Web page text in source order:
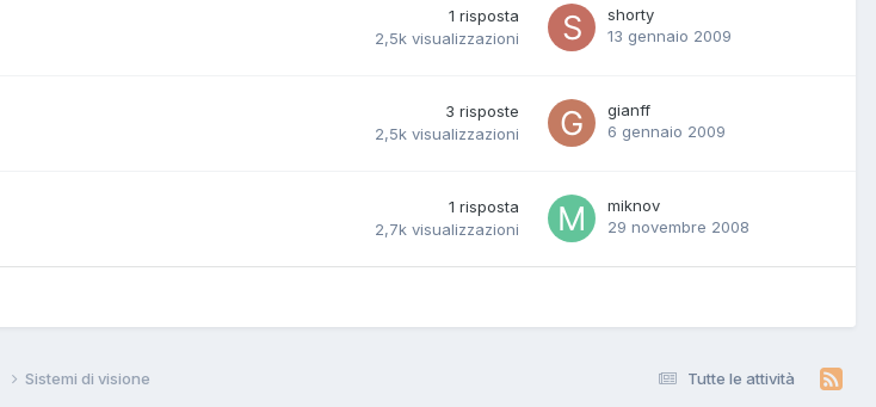
1 risposta
2,5k visualizzazioni
shorty
13 gennaio 2009
3 risposte
2,5k visualizzazioni
gianff
6 gennaio 2009
1 risposta
2,7k visualizzazioni
miknov
29 novembre 2008
Tutte le attività
Sistemi di visione